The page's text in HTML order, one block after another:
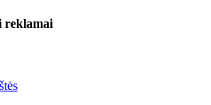
reklamai